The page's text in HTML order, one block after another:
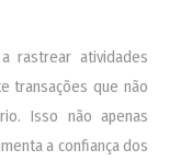
rastrear atividades
transações que não
Isso não apenas
a confiança dos